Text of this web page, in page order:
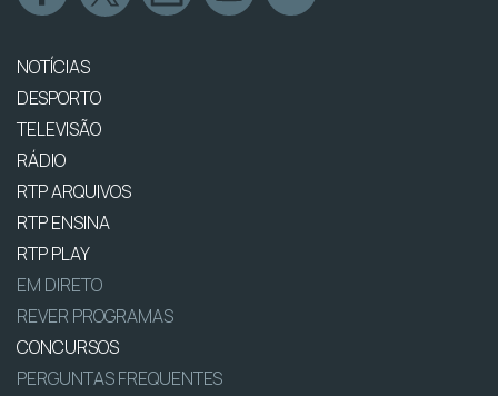
NOTÍCIAS
DESPORTO
TELEVISÃO
RÁDIO
RTP ARQUIVOS
RTP ENSINA
RTP PLAY
EM DIRETO
REVER PROGRAMAS
CONCURSOS
PERGUNTAS FREQUENTES